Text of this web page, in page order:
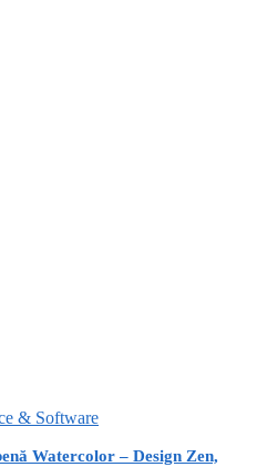
& Software
Watercolor – Design Zen,